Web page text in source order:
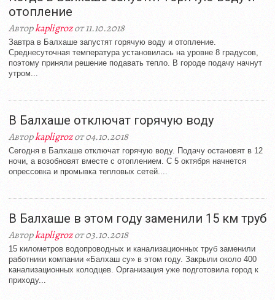
отопление
Авторkapligrozот 11.10.2018
Завтра в Балхаше запустят горячую воду и отопление.
Среднесуточная температура установилась на уровне 8 градусов,
поэтому приняли решение подавать тепло. В городе подачу начнут
утром...
В Балхаше отключат горячую воду
Авторkapligrozот 04.10.2018
Сегодня в Балхаше отключат горячую воду. Подачу остановят в 12
ночи, а возобновят вместе с отоплением. С 5 октября начнется
опрессовка и промывка тепловых сетей....
В Балхаше в этом году заменили 15 км труб
Авторkapligrozот 03.10.2018
15 километров водопроводных и канализационных труб заменили
работники компании «Балхаш су» в этом году. Закрыли около 400
канализационных колодцев. Организация уже подготовила город к
приходу...